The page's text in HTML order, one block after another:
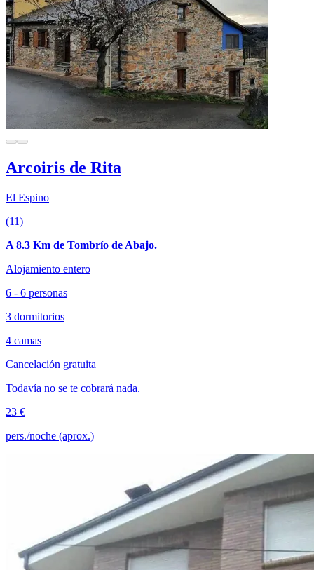
Arcoiris de Rita
El Espino
(11)
A 8.3 Km de Tombrío de Abajo.
Alojamiento entero
6 - 6 personas
3 dormitorios
4 camas
Cancelación gratuita
Todavía no se te cobrará nada.
23 €
pers./noche (aprox.)